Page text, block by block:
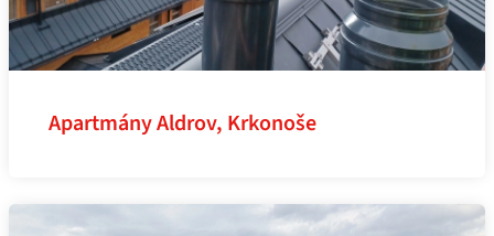
Apartmány Aldrov, Krkonoše